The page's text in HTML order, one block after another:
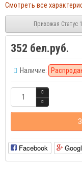
Смотреть все
Прихожая Статус
352 бел.руб.
Наличие:
Facebook